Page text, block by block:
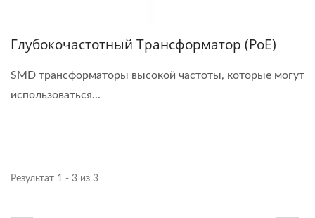
Глубокочастотный Трансформатор (PoE)
SMD трансформаторы высокой частоты, которые могут
использоваться...
Результат 1 - 3 из 3